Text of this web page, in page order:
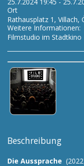
Ort
Rathausplatz 1, Villach,
Weitere Informationen:
Filmstudio im Stadtkino
Beschreibung
Die Aussprache